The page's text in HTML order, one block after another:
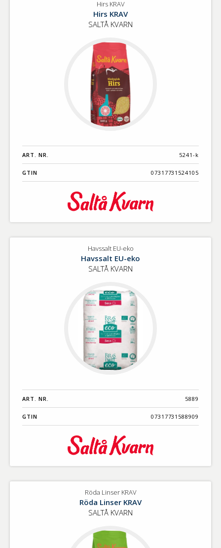
Hirs KRAV
Hirs KRAV
SALTÅ KVARN
ART. NR. 5241-k
GTIN 07317731524105
Havssalt EU-eko
Havssalt EU-eko
SALTÅ KVARN
ART. NR. 5889
GTIN 07317731588909
Röda Linser KRAV
Röda Linser KRAV
SALTÅ KVARN